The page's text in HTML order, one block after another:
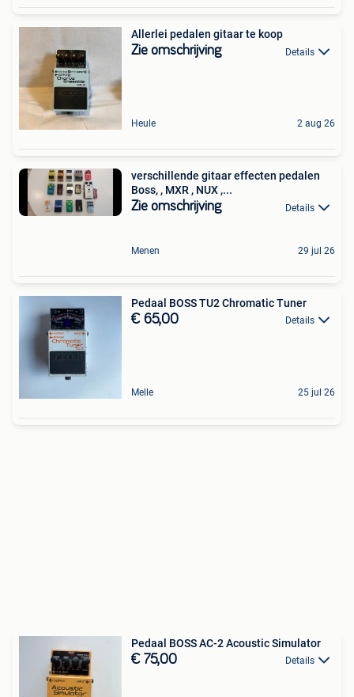
Allerlei pedalen gitaar te koop
Zie omschrijving Details
Heule 2 aug 26
verschillende gitaar effecten pedalen
Boss, , MXR , NUX ,...
Zie omschrijving Details
Menen 29 jul 26
Pedaal BOSS TU2 Chromatic Tuner
€ 65,00 Details
Melle 25 jul 26
Pedaal BOSS AC-2 Acoustic Simulator
€ 75,00 Details